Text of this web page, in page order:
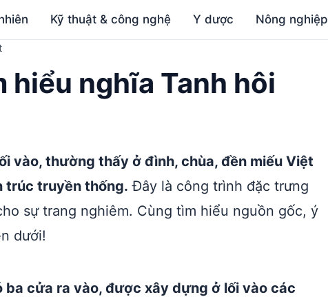
Kỹ thuật & công nghệ Y dược Nông nghiệp
hiểu nghĩa Tanh hôi
vào, thường thấy ở đình, chùa, đền miếu Việt
trúc truyền thống. Đây là công trình đặc trưng
sự trang nghiêm. Cùng tìm hiểu nguồn gốc, ý
dưới!
cửa ra vào, được xây dựng ở lối vào các